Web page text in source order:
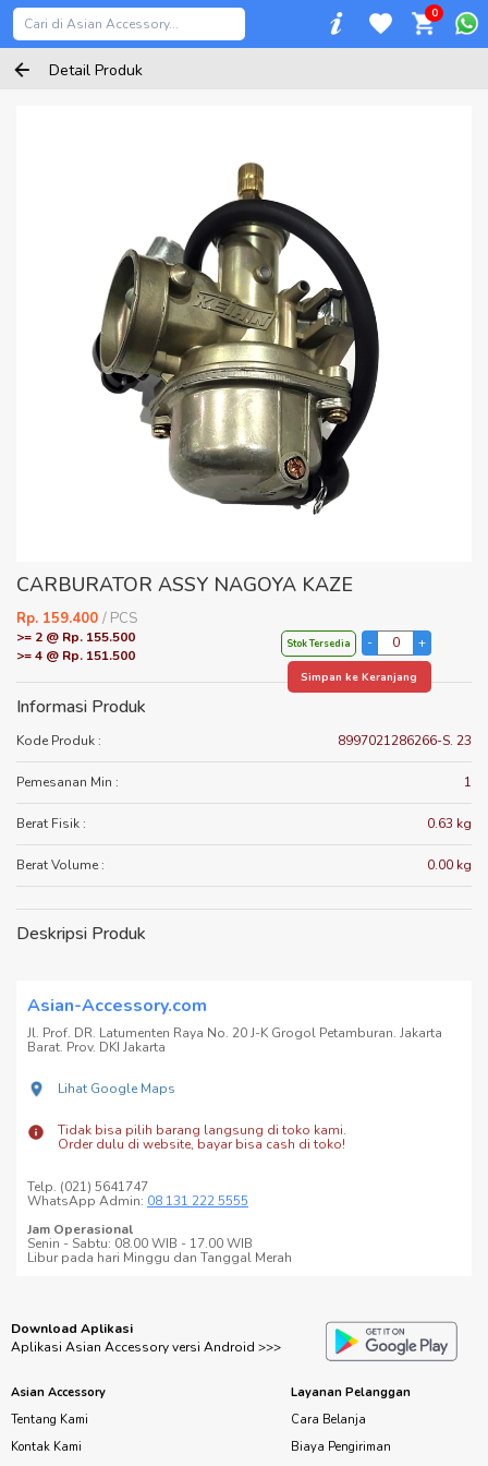
0
Detail Produk
CARBURATOR ASSY NAGOYA KAZE
Rp. 159.400 / PCS
>= 2 @ Rp. 155.500
>= 4 @ Rp. 151.500
Stok Tersedia
Simpan ke Keranjang
Informasi Produk
Kode Produk :
Pemesanan Min :
Berat Fisik :
Berat Volume :
8997021286266-S. 23
1
0.63 kg
0.00 kg
Deskripsi Produk
Asian-Accessory.com
Jl. Prof. DR. Latumenten Raya No. 20 J-K Grogol Petamburan. Jakarta
Barat. Prov. DKI Jakarta
Lihat Google Maps
Tidak bisa pilih barang langsung di toko kami.
Order dulu di website, bayar bisa cash di toko!
Telp. (021) 5641747
WhatsApp Admin: 08 131 222 5555
Jam Operasional
Senin - Sabtu: 08.00 WIB - 17.00 WIB
Libur pada hari Minggu dan Tanggal Merah
Download Aplikasi
Aplikasi Asian Accessory versi Android >>>
Asian Accessory
Tentang Kami
Kontak Kami
Layanan Pelanggan
Cara Belanja
Biaya Pengiriman